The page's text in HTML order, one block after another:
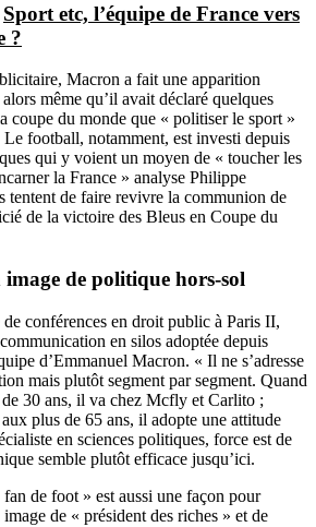
Sport etc, l’équipe de France vers
?
Macron a fait une apparition
même qu’il avait déclaré quelques
coupe du monde que « politiser le sport »
Le football, notamment, est investi depuis
qui y voient un moyen de « toucher les
la France » analyse Philippe
tentent de faire revivre la communion de
de la victoire des Bleus en Coupe du
image de politique hors-sol
conférences en droit public à Paris II,
en silos adoptée depuis
d’Emmanuel Macron. « Il ne s’adresse
mais plutôt segment par segment. Quand
30 ans, il va chez Mcfly et Carlito ;
plus de 65 ans, il adopte une attitude
en sciences politiques, force est de
semble plutôt efficace jusqu’ici.
de foot » est aussi une façon pour
de « président des riches » et de